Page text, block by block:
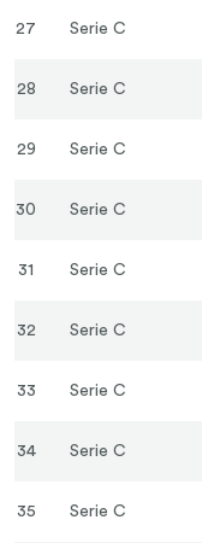
27 Serie C
28 Serie C
29 Serie C
30 Serie C
31 Serie C
32 Serie C
33 Serie C
34 Serie C
35 Serie C